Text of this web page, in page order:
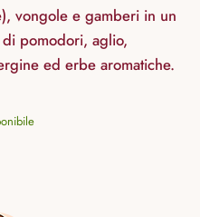
vongole e gamberi in un
pomodori, aglio,
ed erbe aromatiche.